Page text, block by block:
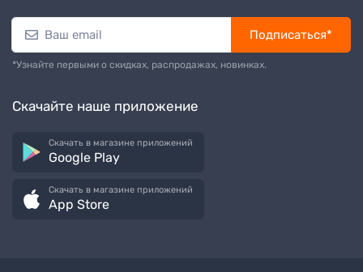
Подписаться*
*Узнайте первыми о скидках, распродажах, новинках.
Скачайте наше приложение
Скачать в магазине приложений
Google Play
Скачать в магазине приложений
App Store